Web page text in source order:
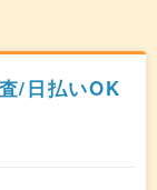
/日払いOK